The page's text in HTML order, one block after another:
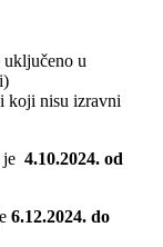
u
koji nisu izravni
je 4.10.2024. od
6.12.2024. do